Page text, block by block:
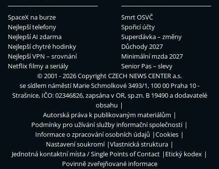
SpaceX na burze
Nejlepší telefony
Nejlepší AI zdarma
Nejlepší chytré hodinky
Nejlepší VPN – srovnání
Netflix filmy a seriály
Smrt OSVČ
Spořicí účty
Superdávka – změny
Důchody 2027
Minimální mzda 2027
Senior Pas – slevy
© 2001 - 2026 CopyrightCZECH NEWS CENTER a.s.
se sídlem náměstí Marie Schmolkové 3493/1, 100 00 Praha 10 -
Strašnice, IČO: 02346826, zapsána v OR, sp.zn. B 19490 a dodavatelé
obsahu
Autorská práva k publikovaným materiálům
Podmínky pro užívání služby informační společnosti
Informace o zpracování osobních údajů
Cookies
Nastavení soukromí
Vlastnická struktura
Jednotná kontaktní místa / Single Points of Contact
Etický kodex
Povinně zveřejňované informace